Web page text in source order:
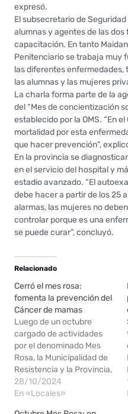
expresó.
El subsecretario de
alumnas y agentes de las
capacitación. En tanto
Penitenciario se trabaja muy
las diferentes enfermedades,
las alumnas y las mujeres
La charla forma parte de la
del “Mes de concientización
establecido por la OMS. “En
mortalidad por esta
que hacer prevención”,
En la provincia se
en el servicio del hospital y
estadio avanzado. “El
debe hacer a partir de los 25
alarmas, las mujeres no
controlar porque es una
se puede curar”, concluyó.
Relacionado
Cerró el mes rosa:
fomenta la prevención del
Cáncer de mamas
Luego de un octubre
cargado de actividades
por el denominado Mes
Rosa, la Municipalidad de
Resistencia y la Provincia,
a través de Salud Pública,
finalizaron la agenda que
28/10/2024
En «Locales»